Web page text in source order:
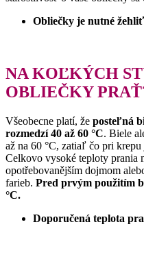
Obliečky je nutné žehliť
NA KOĽKÝCH
OBLIEČKY
Všeobecne platí, že posteľná
rozmedzí 40 až 60 °C. Biele
až na 60 °C, zatiaľ čo pri
Celkovo vysoké teploty prania
opotřebovanějším dojmom
farieb. Pred prvým použitím
°C.
Doporučená teplota